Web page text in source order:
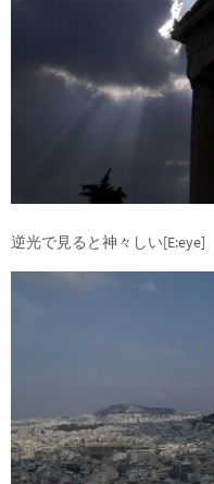
逆光で見ると神々しい[E:eye]